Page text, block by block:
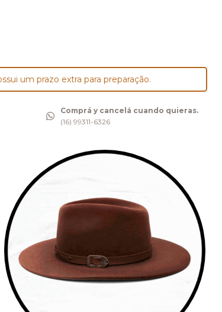
um prazo extra para preparação.
Comprá y cancelá cuando quieras.
(16) 99311-6326